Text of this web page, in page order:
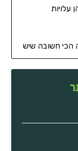
הכי חשובה שיש